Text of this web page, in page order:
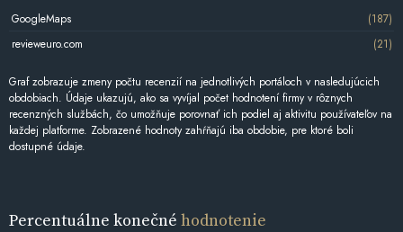
GoogleMaps
(187)
revieweuro.com
(21)
Graf zobrazuje zmeny počtu recenzií na jednotlivých portáloch v nasledujúcich
obdobiach. Údaje ukazujú, ako sa vyvíjal počet hodnotení firmy v rôznych
recenzných službách, čo umožňuje porovnať ich podiel aj aktivitu používateľov na
každej platforme. Zobrazené hodnoty zahŕňajú iba obdobie, pre ktoré boli
dostupné údaje.
Percentuálne konečné hodnotenie